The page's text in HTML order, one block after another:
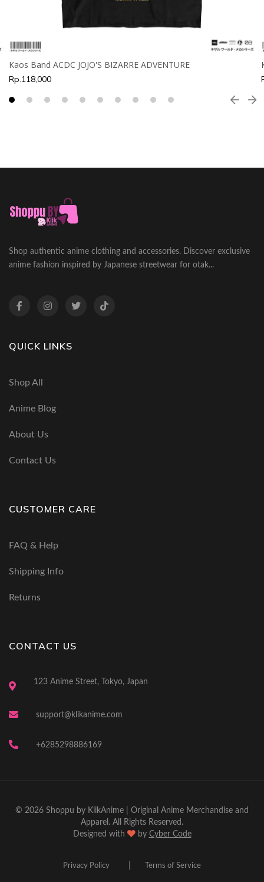
Kaos Band ACDC JOJO'S BIZARRE ADVENTURE
Rp.118,000
Shop authentic anime clothing and accessories. Discover exclusive
anime fashion inspired by Japanese streetwear for otak...
QUICK LINKS
Shop All
Anime Blog
About Us
Contact Us
CUSTOMER CARE
FAQ & Help
Shipping Info
Returns
CONTACT US
123 Anime Street, Tokyo, Japan
support@klikanime.com
+6285298886169
© 2026 Shoppu by KlikAnime | Original Anime Merchandise and
Apparel. All Rights Reserved.
Designed with
by Cyber Code
Privacy Policy Terms of Service